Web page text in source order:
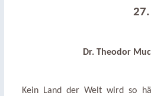
Dr. Theodor
Kein Land der Welt wird so